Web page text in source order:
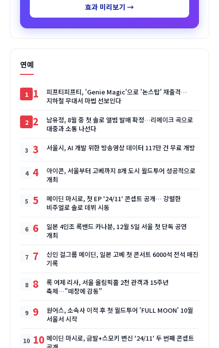
효과 미리보기 →
연예
1
피프티피프티, 'Genie Magic'으로 '논스탑' 재출격…
지하철 무대서 마법 선보인다
2
남유정, 8월 중 첫 솔로 앨범 발매 확정…리메이크 곡으로
대중과 소통 나선다
3 서울시, AI 개발 위한 방송영상 데이터 117만 건 무료 개방
4
아이콘, 서울부터 고베까지 8개 도시 월드투어 성공적으로
개최
5
메이딘 마시로, 첫 EP '24/11' 콘셉트 공개… 강렬한
비주얼로 솔로 데뷔 시동
6
일본 4인조 록밴드 카나분, 12월 5일 서울 첫 단독 공연
개최
7
신인 걸그룹 메이딘, 일본 고베 첫 콘서트 6000석 전석 매진
기록
8
록 여제 리사, 서울 올림픽홀 2천 관객과 15주년
축제…"떼창에 감동"
9
원어스, 소속사 이적 후 첫 월드투어 'FULL MOON' 10월
서울서 시작
10 메이딘 마시로, 금발+스모키 변신 '24/11' 두 번째 콘셉트